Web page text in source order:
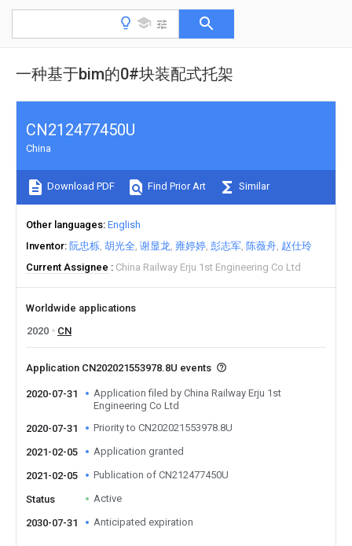
一种基于bim的0#块装配式托架
CN212477450U
China
Download PDF Find Prior Art Similar
Other languages English
Inventor 阮忠栎 胡光全 谢显龙 雍婷婷 彭志军 陈薇舟 赵仕玲
Current Assignee
China Railway Erju 1st Engineering Co Ltd
Worldwide applications
2020
CN
Application CN202021553978.8U events
2020-07-31
Application filed by China Railway Erju 1st
Engineering Co Ltd
2020-07-31
Priority to CN202021553978.8U
2021-02-05 Application granted
2021-02-05 Publication of CN212477450U
Status Active
2030-07-31 Anticipated expiration